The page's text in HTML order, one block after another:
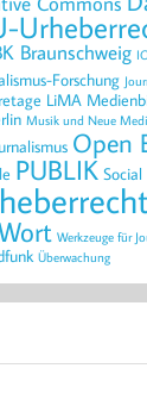
Braunschweig
Forschung
LiMA
Musik und Neue
Open
PUBLIK
Werkzeuge für
Überwachung